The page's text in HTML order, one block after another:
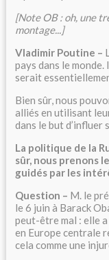
[Note OB : oh, une
montage...]
Vladimir Poutine –
pays dans le
serait
Bien sûr, nous
alliés en utilisant
dans le but d’influer
La politique de la
sûr, nous prenons
guidés par les
Question – M. le
le 6 juin à Barack
peut-être mal : elle
en Europe centrale
cela comme une